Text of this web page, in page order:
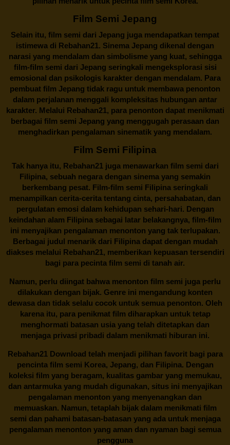
Film Semi Jepang
Selain itu, film semi dari Jepang juga mendapatkan tempat
istimewa di Rebahan21. Sinema Jepang dikenal dengan
narasi yang mendalam dan simbolisme yang kuat, sehingga
film-film semi dari Jepang seringkali mengeksplorasi sisi
emosional dan psikologis karakter dengan mendalam. Para
pembuat film Jepang tidak ragu untuk membawa penonton
dalam perjalanan menggali kompleksitas hubungan antar
karakter. Melalui Rebahan21, para penonton dapat menikmati
berbagai film semi Jepang yang menggugah perasaan dan
menghadirkan pengalaman sinematik yang mendalam.
Film Semi Filipina
Tak hanya itu, Rebahan21juga menawarkan film semi dari
Filipina, sebuah negara dengan sinema yang semakin
berkembang pesat. Film-film semi Filipina seringkali
menampilkan cerita-cerita tentang cinta, persahabatan, dan
pergulatan emosi dalam kehidupan sehari-hari. Dengan
keindahan alam Filipina sebagai latar belakangnya, film-film
ini menyajikan pengalaman menonton yang tak terlupakan.
Berbagai judul menarik dari Filipina dapat dengan mudah
diakses melalui Rebahan21, memberikan kepuasan tersendiri
bagi para pecinta film semi di tanah air.
Namun, perlu diingat bahwa menonton film semi juga perlu
dilakukan dengan bijak. Genre ini mengandung konten
dewasa dan tidak selalu cocok untuk semua penonton. Oleh
karena itu, para penikmat film diharapkan untuk tetap
menghormati batasan usia yang telah ditetapkan dan
menjaga privasi pribadi dalam menikmati hiburan ini.
Rebahan21Download telah menjadi pilihan favorit bagi para
pencinta film semi Korea, Jepang, dan Filipina. Dengan
koleksi film yang beragam, kualitas gambar yang memukau,
dan antarmuka yang mudah digunakan, situs ini menyajikan
pengalaman menonton yang menyenangkan dan
memuaskan. Namun, tetaplah bijak dalam menikmati film
semi dan pahami batasan-batasan yang ada untuk menjaga
pengalaman menonton yang aman dan nyaman bagi semua
pengguna